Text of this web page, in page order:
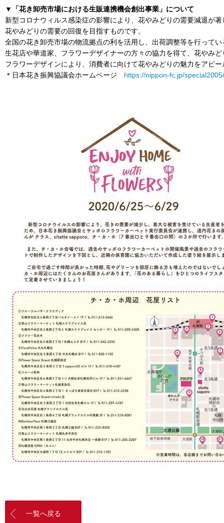
▼「花き卸売市場における生販連携機会創出事業」について
新型コロナウィルス感染症の影響により、花やみどりの需要減退が
花やみどりの需要の回復を目指すものです。
全国の花き卸売市場の物流拠点の利を活用し、出荷調整等を行って
生花店や華道家、フラワーデザイナーの方々の協力を得て、花やみ
フラワーデザインにより、消費者に向けて花やみどりの魅力をアピ
＊日本花き振興協議会ホームページ https://nippon-fc.jp/special2005/
一覧へ戻る